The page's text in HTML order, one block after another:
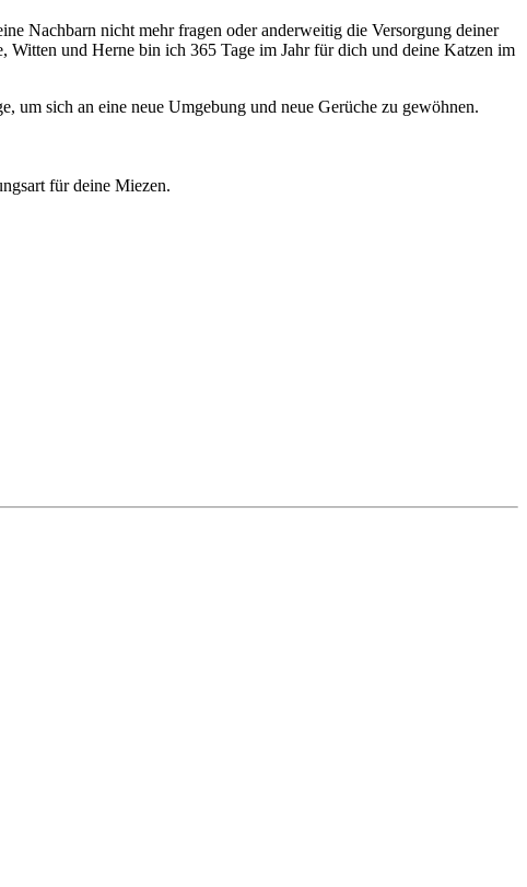
Nachbarn nicht mehr fragen oder anderweitig die Versorgung deiner
Witten und Herne bin ich 365 Tage im Jahr für dich und deine Katzen im
um sich an eine neue Umgebung und neue Gerüche zu gewöhnen.
für deine Miezen.